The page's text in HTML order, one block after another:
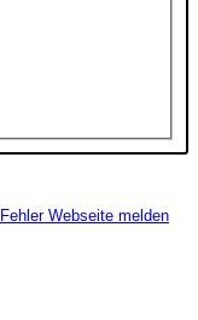
Fehler Webseite melden